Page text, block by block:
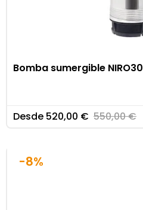
Bomba sumergible NIRO30
Desde 520,00 € 550,00€
-8%